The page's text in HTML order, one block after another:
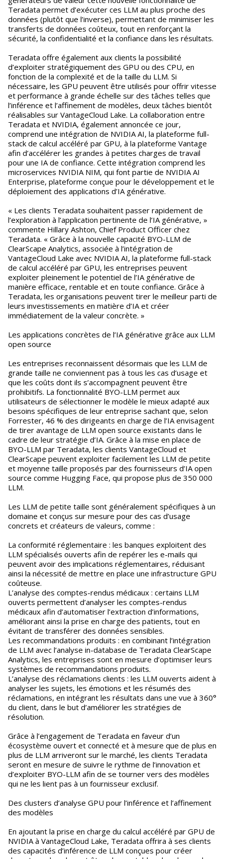
Teradata permet d’exécuter ces LLM au plus proche des
données (plutôt que l’inverse), permettant de minimiser les
transferts de données coûteux, tout en renforçant la
sécurité, la confidentialité et la confiance dans les résultats.
Teradata offre également aux clients la possibilité
d’exploiter stratégiquement des GPU ou des CPU, en
fonction de la complexité et de la taille du LLM. Si
nécessaire, les GPU peuvent être utilisés pour offrir vitesse
et performance à grande échelle sur des tâches telles que
l’inférence et l’affinement de modèles, deux tâches bientôt
réalisables sur VantageCloud Lake. La collaboration entre
Teradata et NVIDIA, également annoncée ce jour,
comprend une intégration de NVIDIA AI, la plateforme full-
stack de calcul accéléré par GPU, à la plateforme Vantage
afin d’accélérer les grandes à petites charges de travail
pour une IA de confiance. Cette intégration comprend les
microservices NVIDIA NIM, qui font partie de NVIDIA AI
Enterprise, plateforme conçue pour le développement et le
déploiement des applications d’IA générative.
« Les clients Teradata souhaitent passer rapidement de
l’exploration à l’application pertinente de l’IA générative, »
commente Hillary Ashton, Chief Product Officer chez
Teradata. « Grâce à la nouvelle capacité BYO-LLM de
ClearScape Analytics, associée à l’intégration de
VantageCloud Lake avec NVIDIA AI, la plateforme full-stack
de calcul accéléré par GPU, les entreprises peuvent
exploiter pleinement le potentiel de l’IA générative de
manière efficace, rentable et en toute confiance. Grâce à
Teradata, les organisations peuvent tirer le meilleur parti de
leurs investissements en matière d’IA et créer
immédiatement de la valeur concrète. »
Les applications concrètes de l’IA générative grâce aux LLM
open source
Les entreprises reconnaissent désormais que les LLM de
grande taille ne conviennent pas à tous les cas d’usage et
que les coûts dont ils s’accompagnent peuvent être
prohibitifs. La fonctionnalité BYO-LLM permet aux
utilisateurs de sélectionner le modèle le mieux adapté aux
besoins spécifiques de leur entreprise sachant que, selon
Forrester, 46 % des dirigeants en charge de l’IA envisagent
de tirer avantage de LLM open source existants dans le
cadre de leur stratégie d’IA. Grâce à la mise en place de
BYO-LLM par Teradata, les clients VantageCloud et
ClearScape peuvent exploiter facilement les LLM de petite
et moyenne taille proposés par des fournisseurs d’IA open
source comme Hugging Face, qui propose plus de 350 000
LLM.
Les LLM de petite taille sont généralement spécifiques à un
domaine et conçus sur mesure pour des cas d’usage
concrets et créateurs de valeurs, comme :
La conformité réglementaire : les banques exploitent des
LLM spécialisés ouverts afin de repérer les e-mails qui
peuvent avoir des implications réglementaires, réduisant
ainsi la nécessité de mettre en place une infrastructure GPU
coûteuse.
L’analyse des comptes-rendus médicaux : certains LLM
ouverts permettent d’analyser les comptes-rendus
médicaux afin d’automatiser l’extraction d’informations,
améliorant ainsi la prise en charge des patients, tout en
évitant de transférer des données sensibles.
Les recommandations produits : en combinant l’intégration
de LLM avec l’analyse in-database de Teradata ClearScape
Analytics, les entreprises sont en mesure d’optimiser leurs
systèmes de recommandations produits.
L’analyse des réclamations clients : les LLM ouverts aident à
analyser les sujets, les émotions et les résumés des
réclamations, en intégrant les résultats dans une vue à 360°
du client, dans le but d’améliorer les stratégies de
résolution.
Grâce à l’engagement de Teradata en faveur d’un
écosystème ouvert et connecté et à mesure que de plus en
plus de LLM arriveront sur le marché, les clients Teradata
seront en mesure de suivre le rythme de l’innovation et
d’exploiter BYO-LLM afin de se tourner vers des modèles
qui ne les lient pas à un fournisseur exclusif.
Des clusters d’analyse GPU pour l’inférence et l’affinement
des modèles
En ajoutant la prise en charge du calcul accéléré par GPU de
NVIDIA à VantageCloud Lake, Teradata offrira à ses clients
des capacités d’inférence de LLM conçues pour créer